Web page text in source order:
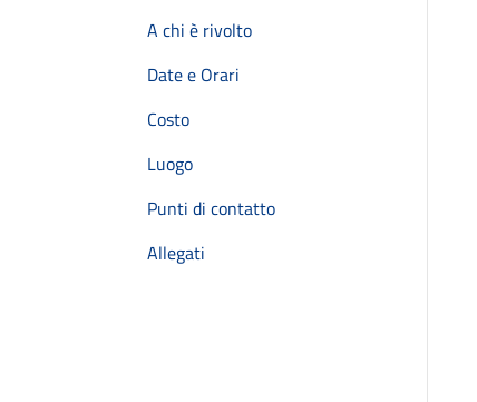
A chi è rivolto
Date e Orari
Costo
Luogo
Punti di contatto
Allegati